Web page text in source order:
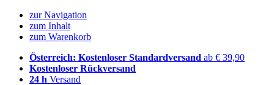
zur Navigation
zum Inhalt
zum Warenkorb
Österreich: Kostenloser Standardversand ab € 39,90
Kostenloser Rückversand
24 h Versand